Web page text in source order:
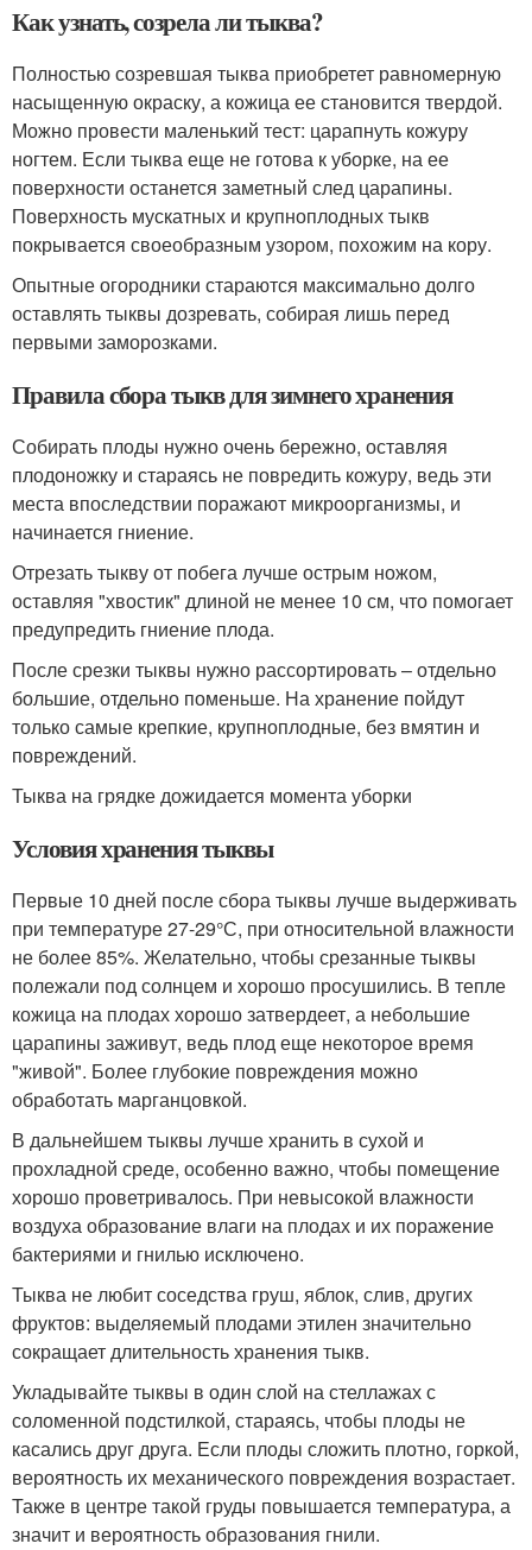
Как узнать, созрела ли тыква?
Полностью созревшая тыква приобретет равномерную
насыщенную окраску, а кожица ее становится твердой.
Можно провести маленький тест: царапнуть кожуру
ногтем. Если тыква еще не готова к уборке, на ее
поверхности останется заметный след царапины.
Поверхность мускатных и крупноплодных тыкв
покрывается своеобразным узором, похожим на кору.
Опытные огородники стараются максимально долго
оставлять тыквы дозревать, собирая лишь перед
первыми заморозками.
Правила сбора тыкв для зимнего хранения
Собирать плоды нужно очень бережно, оставляя
плодоножку и стараясь не повредить кожуру, ведь эти
места впоследствии поражают микроорганизмы, и
начинается гниение.
Отрезать тыкву от побега лучше острым ножом,
оставляя "хвостик" длиной не менее 10 см, что помогает
предупредить гниение плода.
После срезки тыквы нужно рассортировать – отдельно
большие, отдельно поменьше. На хранение пойдут
только самые крепкие, крупноплодные, без вмятин и
повреждений.
Тыква на грядке дожидается момента уборки
Условия хранения тыквы
Первые 10 дней после сбора тыквы лучше выдерживать
при температуре 27-29°С, при относительной влажности
не более 85%. Желательно, чтобы срезанные тыквы
полежали под солнцем и хорошо просушились. В тепле
кожица на плодах хорошо затвердеет, а небольшие
царапины заживут, ведь плод еще некоторое время
"живой". Более глубокие повреждения можно
обработать марганцовкой.
В дальнейшем тыквы лучше хранить в сухой и
прохладной среде, особенно важно, чтобы помещение
хорошо проветривалось. При невысокой влажности
воздуха образование влаги на плодах и их поражение
бактериями и гнилью исключено.
Тыква не любит соседства груш, яблок, слив, других
фруктов: выделяемый плодами этилен значительно
сокращает длительность хранения тыкв.
Укладывайте тыквы в один слой на стеллажах с
соломенной подстилкой, стараясь, чтобы плоды не
касались друг друга. Если плоды сложить плотно, горкой,
вероятность их механического повреждения возрастает.
Также в центре такой груды повышается температура, а
значит и вероятность образования гнили.